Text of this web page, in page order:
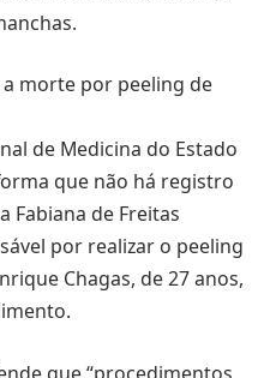
morte por peeling de
de Medicina do Estado
que não há registro
Fabiana de Freitas
por realizar o peeling
Chagas, de 27 anos,